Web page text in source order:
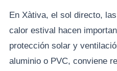
En Xàtiva, el sol directo,
calor estival hacen
protección solar y
aluminio o PVC, conviene